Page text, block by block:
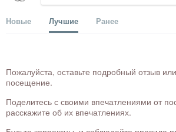
Новые Лучшие Ранее
Пожалуйста, оставьте подробный отзыв
посещение.
Поделитесь с своими впечатлениями от
расскажите об их впечатлениях.